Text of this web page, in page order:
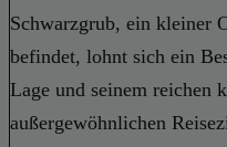
Schwarzgrub, ein kleiner
befindet, lohnt sich ein
Lage und seinem reichen
außergewöhnlichen